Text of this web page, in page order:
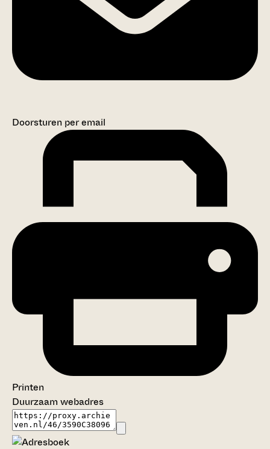
Doorsturen per email
Printen
Duurzaam webadres